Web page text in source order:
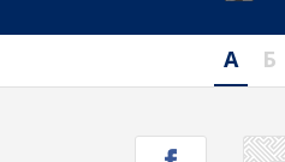
А Б